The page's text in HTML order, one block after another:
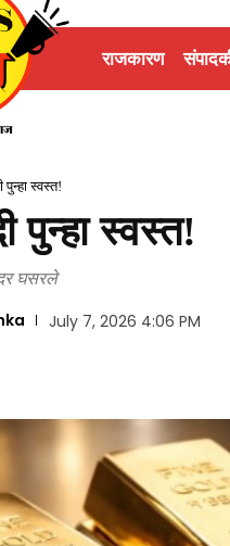
राजकारण
पुन्हा स्वस्त!
पुन्हा स्वस्त!
घसरले
July 7, 2026 4:06 PM